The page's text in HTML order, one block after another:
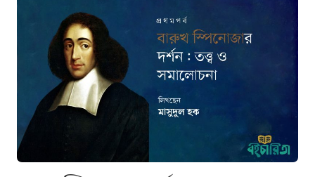
ও
ক্ষমার
গল্প
—‘তেইশ
নম্বর
তৈলচিত্র’